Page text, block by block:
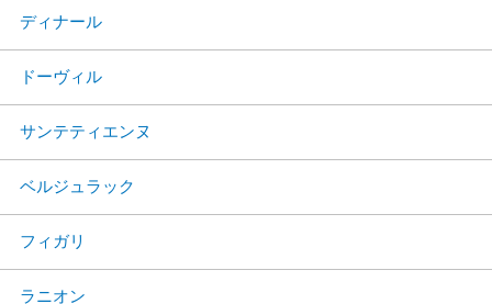
ディナール
ドーヴィル
サンテティエンヌ
ベルジュラック
フィガリ
ラニオン